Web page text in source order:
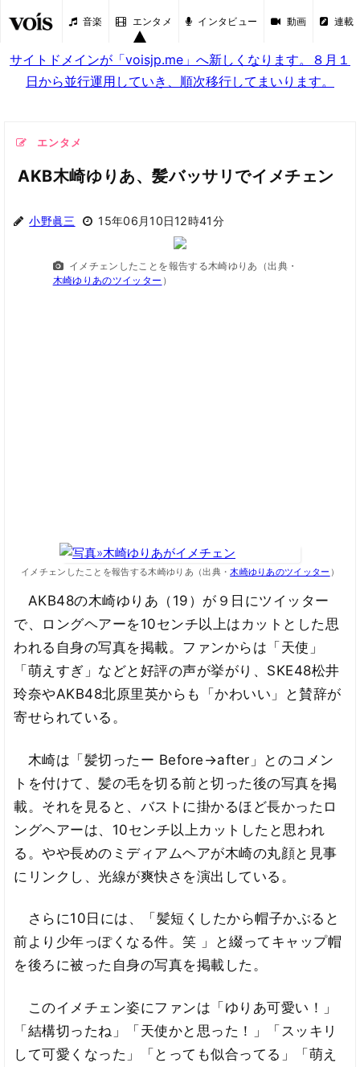
音楽 エンタメ インタビュー 動画 連載
サイトドメインが「voisjp.me」へ新しくなります。８月１
日から並行運用していき、順次移行してまいります。
エンタメ
AKB木崎ゆりあ、髪バッサリでイメチェン
小野眞三 15年06月10日12時41分
イメチェンしたことを報告する木崎ゆりあ（出典・
木崎ゆりあのツイッター ）
イメチェンしたことを報告する木崎ゆりあ（出典・木崎ゆりあのツイッター ）
AKB48の木崎ゆりあ（19）が９日にツイッター
で、ロングヘアーを10センチ以上はカットとした思
われる自身の写真を掲載。ファンからは「天使」
「萌えすぎ」などと好評の声が挙がり、SKE48松井
玲奈やAKB48北原里英からも「かわいい」と賛辞が
寄せられている。
木崎は「髪切ったー Before→after」とのコメン
トを付けて、髪の毛を切る前と切った後の写真を掲
載。それを見ると、バストに掛かるほど長かったロ
ングヘアーは、10センチ以上カットしたと思われ
る。やや長めのミディアムヘアが木崎の丸顔と見事
にリンクし、光線が爽快さを演出している。
さらに10日には、「髪短くしたから帽子かぶると
前より少年っぽくなる件。笑 」と綴ってキャップ帽
を後ろに被った自身の写真を掲載した。
このイメチェン姿にファンは「ゆりあ可愛い！」
「結構切ったね」「天使かと思った！」「スッキリ
して可愛くなった」「とっても似合ってる」「萌え